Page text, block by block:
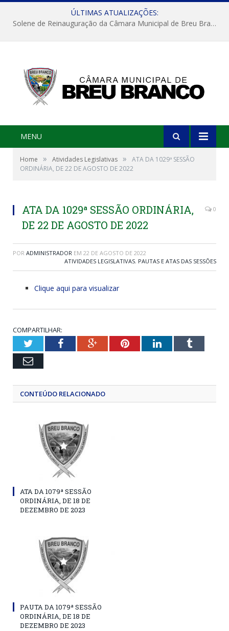
ÚLTIMAS ATUALIZAÇÕES:
Solene de Reinauguração da Câmara Municipal de Breu Branco
MENU
Home » Atividades Legislativas »
ATA DA 1029ª SESSÃO
ORDINÁRIA, DE 22 DE AGOSTO DE 2022
ATA DA 1029ª SESSÃO ORDINÁRIA,
DE 22 DE AGOSTO DE 2022
0
POR ADMINISTRADOR EM 22 DE AGOSTO DE 2022
ATIVIDADES LEGISLATIVAS, PAUTAS E ATAS DAS SESSÕES
Clique aqui para visualizar
COMPARTILHAR:
TwitterFacebookGoogle+PinterestLinkedInTumblr
Email
CONTEÚDO RELACIONADO
ATA DA 1079ª SESSÃO
ORDINÁRIA, DE 18 DE
DEZEMBRO DE 2023
PAUTA DA 1079ª SESSÃO
ORDINÁRIA, DE 18 DE
DEZEMBRO DE 2023